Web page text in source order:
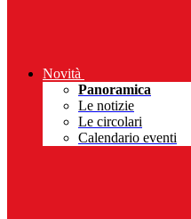
Novità
Panoramica
Le notizie
Le circolari
Calendario eventi